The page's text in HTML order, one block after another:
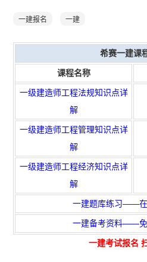
一建报名 一建
希赛一建课
课程名称
一级建造师工程法规知识点详
解
一级建造师工程管理知识点详
解
一级建造师工程经济知识点详
解
一建题库练习——
一建备考资料——
一建考试报名